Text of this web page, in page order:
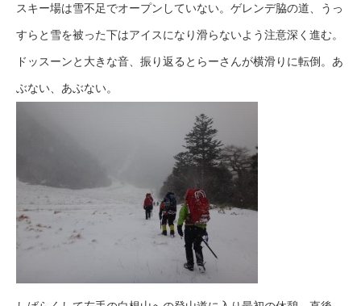
スキー場は雪不足でオープンしていない。ゲレンデ脇の道、うっ
すらと雪を被った下はアイスになり滑らないよう注意深く進む。
ドッスーンと大きな音、振り返るとらーさんが横滑りに転倒。あ
ぶない、あぶない。